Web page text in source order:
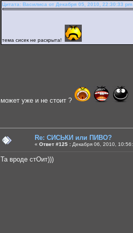
Цитата: Василиса от Декабря 05, 2010, 22:30:33 pm
тема сисек не раскрыта!
может уже и не стоит ?
Re: СИСЬКИ или ПИВО?
« Ответ #125 : Декабря 06, 2010,
Та вроде стОит)))